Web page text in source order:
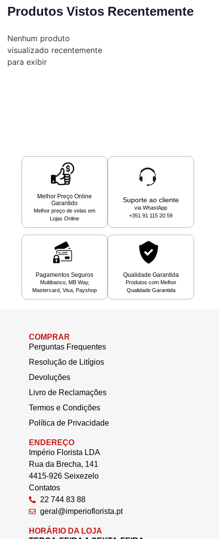
Produtos Vistos Recentemente
Nenhum produto
visualizado recentemente
para exibir
Melhor Preço Online
Garantido
Melhor preço de velas em
Lojas Online
Suporte ao cliente
via WhastApp
+351 91 115 20 59
Pagamentos Seguros
Multibanco, MB Way,
Mastercard, Visa, Payshop
Qualidade Garantida
Produtos com Melhor
Qualidade Garantida
COMPRAR
Perguntas Frequentes
Resolução de Litígios
Devoluções
Livro de Reclamações
Termos e Condições
Política de Privacidade
ENDEREÇO
Império Florista LDA
Rua da Brecha, 141
4415-926 Seixezelo
Contatos
22 744 83 88
geral@imperioflorista.pt
HORÁRIO DA LOJA